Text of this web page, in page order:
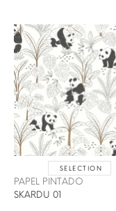
SELECTION
PAPEL PINTADO
SKARDU 01